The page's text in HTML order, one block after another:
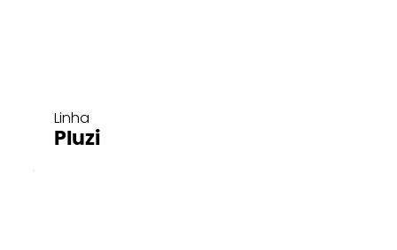
Linha
Pluzi